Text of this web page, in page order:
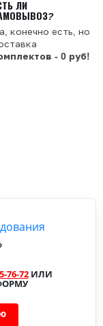
ЛИ
конечно есть, но
- 0 руб!
76-72ИЛИ